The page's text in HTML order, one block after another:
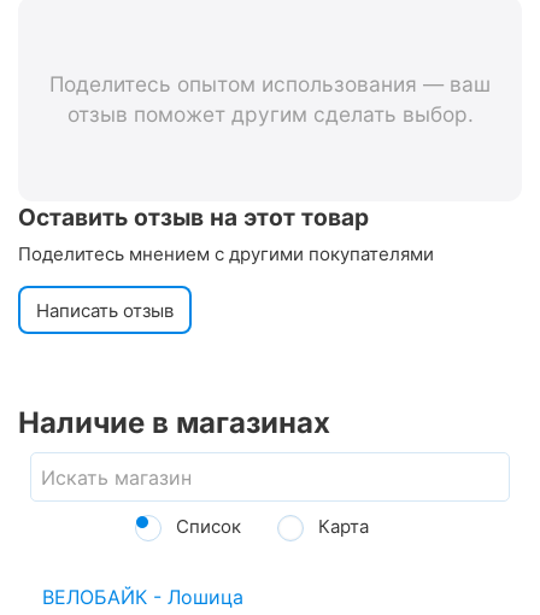
Поделитесь опытом использования — ваш
отзыв поможет другим сделать выбор.
Оставить отзыв на этот товар
Поделитесь мнением с другими покупателями
Написать отзыв
Наличие в магазинах
Список Карта
ВЕЛОБАЙК - Лошица